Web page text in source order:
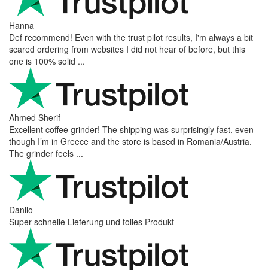
Hanna
Def recommend! Even with the trust pilot results, I'm always a bit
scared ordering from websites I did not hear of before, but this
one is 100% solid ...
Ahmed Sherif
Excellent coffee grinder! The shipping was surprisingly fast, even
though I’m in Greece and the store is based in Romania/Austria.
The grinder feels ...
Danilo
Super schnelle Lieferung und tolles Produkt